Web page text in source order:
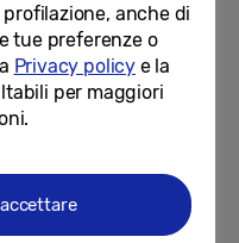
Fair Play: incontro
con i giovani studenti
San Salvatore...
anche di
tue preferenze o
Privacy policye la
per maggiori